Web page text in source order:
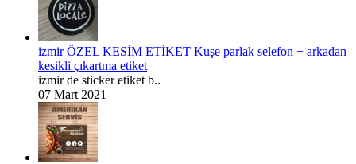
izmir ÖZEL KESİM ETİKET Kuşe parlak selefon + arkadan
kesikli çıkartma etiket
izmir de sticker etiket b..
07 Mart 2021